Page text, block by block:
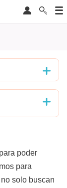
poder
para
solo buscan